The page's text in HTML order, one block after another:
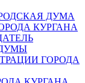
ДУМА
КУРГАНА
ГОРОДА